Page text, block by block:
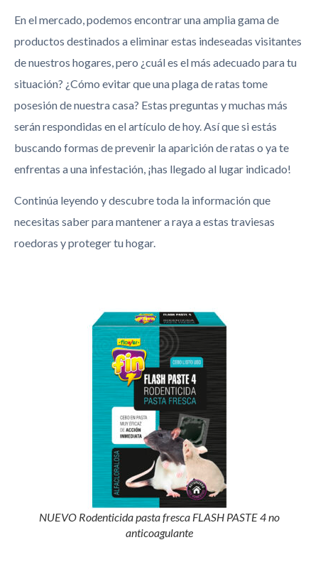
En el mercado, podemos encontrar una amplia gama de
productos destinados a eliminar estas indeseadas visitantes
de nuestros hogares, pero ¿cuál es el más adecuado para tu
situación? ¿Cómo evitar que una plaga de ratas tome
posesión de nuestra casa? Estas preguntas y muchas más
serán respondidas en el artículo de hoy. Así que si estás
buscando formas de prevenir la aparición de ratas o ya te
enfrentas a una infestación, ¡has llegado al lugar indicado!
Continúa leyendo y descubre toda la información que
necesitas saber para mantener a raya a estas traviesas
roedoras y proteger tu hogar.
NUEVO Rodenticida pasta fresca FLASH PASTE 4 no
anticoagulante